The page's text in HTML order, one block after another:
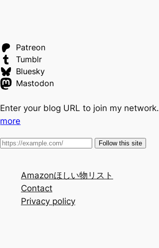
Patreon
Tumblr
Bluesky
Mastodon
Enter your blog URL to join my network.
more
Follow this site
Amazonほしい物リスト
Contact
Privacy policy